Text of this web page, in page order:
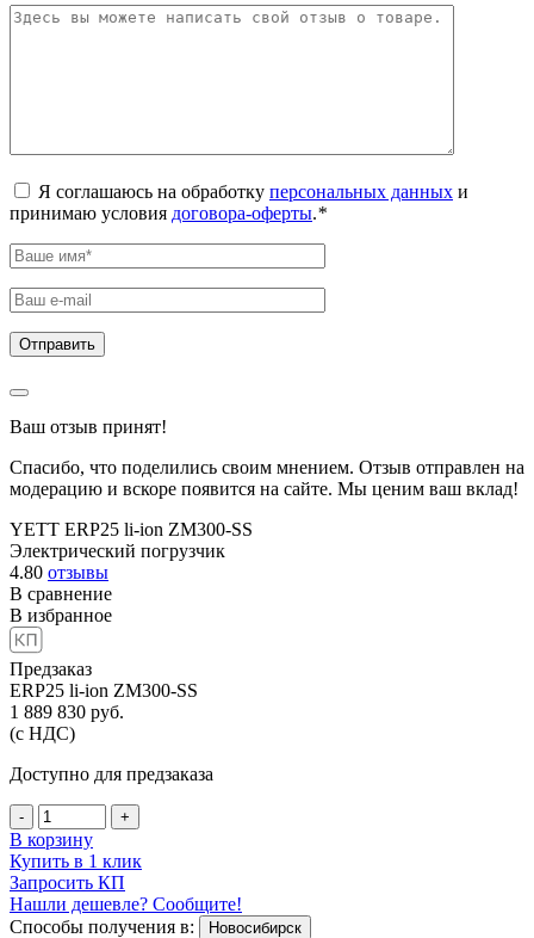
Я соглашаюсь на обработку персональных данных и
принимаю условия договора-оферты.*
Ваш отзыв принят!
Спасибо, что поделились своим мнением. Отзыв отправлен на
модерацию и вскоре появится на сайте. Мы ценим ваш вклад!
YETT ERP25 li-ion ZM300-SS
Электрический погрузчик
4.80 отзывы
В сравнение
В избранное
Предзаказ
ERP25 li-ion ZM300-SS
1 889 830 руб.
(с НДС)
Доступно для предзаказа
- +
В корзину
Купить в 1 клик
Запросить КП
Нашли дешевле? Сообщите!
Способы получения в:
Новосибирск